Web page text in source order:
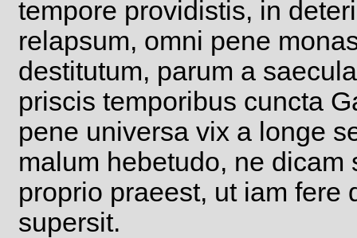
tempore providistis, in
relapsum, omni pene
destitutum, parum a
priscis temporibus cuncta
pene universa vix a longe
malum hebetudo, ne
proprio praeest, ut iam fere
supersit.